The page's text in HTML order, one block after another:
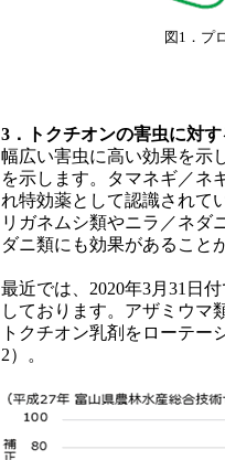
図1．プ
3．トクチオンの害虫に対
幅広い害虫に高い効果を示
を示します。タマネギ／ネ
れ特効薬として認識されて
リガネムシ類やニラ／ネダ
ダニ類にも効果があること
最近では、2020年3月31日
しております。アザミウマ
トクチオン乳剤をローテー
2）。